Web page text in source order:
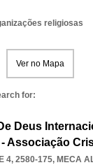
religiosas
Ver no Mapa
for:
Deus
Associação
4, 2580-175, MECA